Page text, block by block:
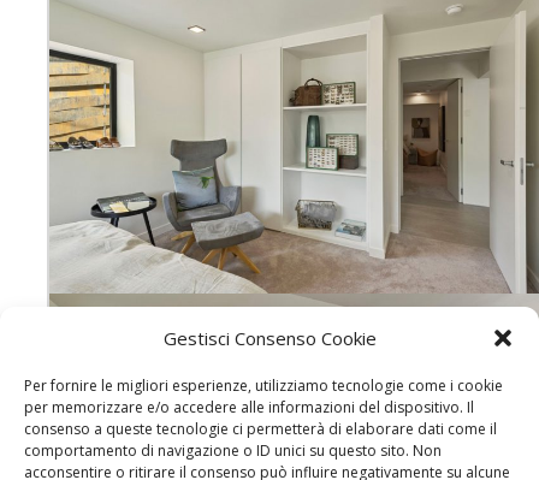
Gestisci Consenso Cookie
Per fornire le migliori esperienze, utilizziamo tecnologie come i cookie
per memorizzare e/o accedere alle informazioni del dispositivo. Il
consenso a queste tecnologie ci permetterà di elaborare dati come il
comportamento di navigazione o ID unici su questo sito. Non
acconsentire o ritirare il consenso può influire negativamente su alcune